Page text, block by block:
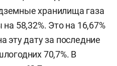
хранилища газа
58,32%. Это на 16,67%
эту дату за последние
70,7%. В